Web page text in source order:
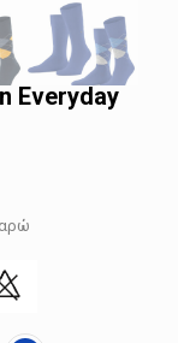
Everyday